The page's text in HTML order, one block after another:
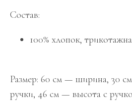
Cостав:
100% хлопок,
Размер: 60 см — ширина, 30
ручки, 46 см — высота с